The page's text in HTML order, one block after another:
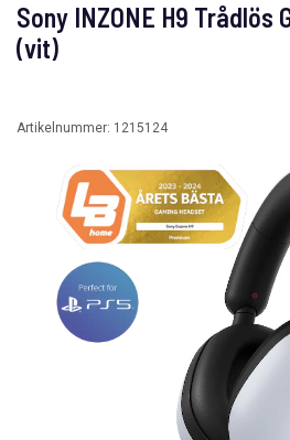
Sony INZONE H9 Trådlös
(vit)
Artikelnummer: 1215124